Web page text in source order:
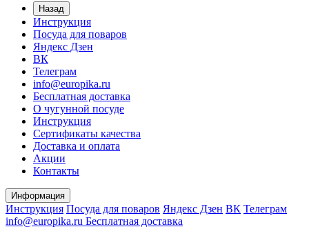
Назад
Инструкция
Посуда для поваров
Яндекс Дзен
ВК
Телеграм
info@europika.ru
Бесплатная доставка
О чугунной посуде
Инструкция
Сертификаты качества
Доставка и оплата
Акции
Контакты
Информация
Инструкция Посуда для поваров Яндекс Дзен ВК Телеграм
info@europika.ru Бесплатная доставка